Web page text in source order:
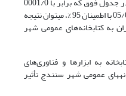
است و مقایسة آن با میزان خطای مجاز 05/0 با اطمینان 95 %، می­توان نتیجه
به کتابخانه‌های عمومی شهر
به ابزارها و فناوری‌های
عمومی شهر سنندج تأثیر